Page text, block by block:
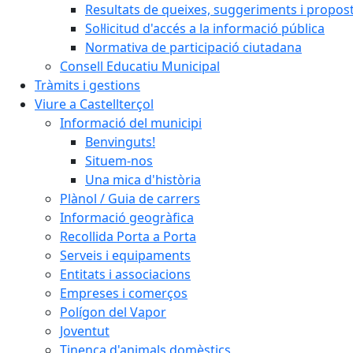
Resultats de queixes, suggeriments i
Sol·licitud d'accés a la informació pública
Normativa de participació ciutadana
Consell Educatiu Municipal
Tràmits i gestions
Viure a Castellterçol
Informació del municipi
Benvinguts!
Situem-nos
Una mica d'història
Plànol / Guia de carrers
Informació geogràfica
Recollida Porta a Porta
Serveis i equipaments
Entitats i associacions
Empreses i comerços
Polígon del Vapor
Joventut